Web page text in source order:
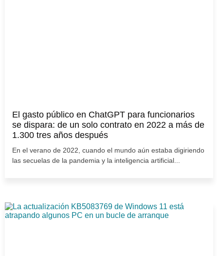
El gasto público en ChatGPT para funcionarios
se dispara: de un solo contrato en 2022 a más de
1.300 tres años después
En el verano de 2022, cuando el mundo aún estaba digiriendo
las secuelas de la pandemia y la inteligencia artificial...